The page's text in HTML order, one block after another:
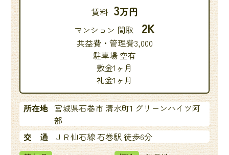
賃料 3万円
マンション 間取 2K
共益費・管理費3,000
駐車場 空有
敷金1ヶ月
礼金1ヶ月
所在地 宮城県石巻市 清水町1 グリーンハイツ阿
部
交 通
ＪＲ仙石線 石巻駅 徒歩6分